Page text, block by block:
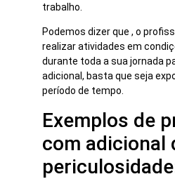
trabalho.
Podemos dizer que , o
realizar atividades em
durante toda a sua jornada
adicional, basta que seja
período de tempo.
Exemplos de
com adicional